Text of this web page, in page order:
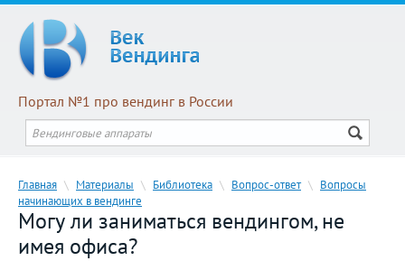
Портал №1 про вендинг в России
Главная \ Материалы \ Библиотека \ Вопрос-ответ \ Вопросы
начинающих в вендинге
Могу ли заниматься вендингом, не
имея офиса?